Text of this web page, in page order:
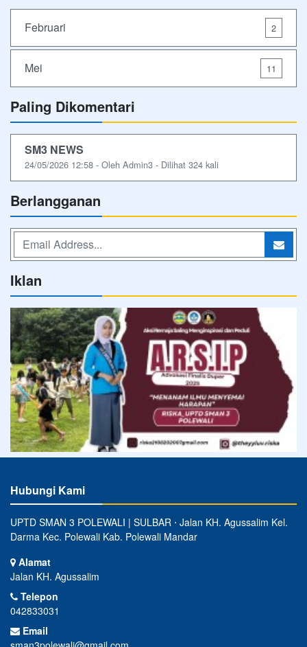
Februari 2
Mei 11
Paling Dikomentari
SM3 NEWS
24/05/2026 12:58 - Oleh Admin3 - Dilihat 324 kali
Berlangganan
Iklan
Hubungi Kami
UPTD SMAN 3 POLEWALI | SULBAR ⋅ Jalan KH. Agussalim Kel.
Darma Kec. Polewali Kab. Polewali Mandar
Alamat
Jalan KH. Agussalim
Telepon
042833031
Email